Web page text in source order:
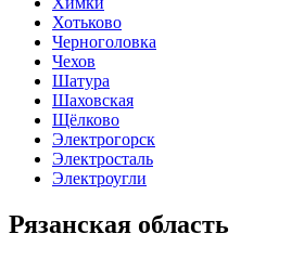
Хотьково
Черноголовка
Чехов
Шатура
Шаховская
Щёлково
Электрогорск
Электросталь
Электроугли
Рязанская область